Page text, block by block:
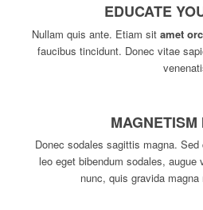
EDUCATE
Nullam quis ante. Etiam sitamet
faucibus tincidunt. Donec vitae
MAGNETISM
Donec sodales sagittis magna. Sed
leo eget bibendum sodales, augue
nunc, quis gravida magna